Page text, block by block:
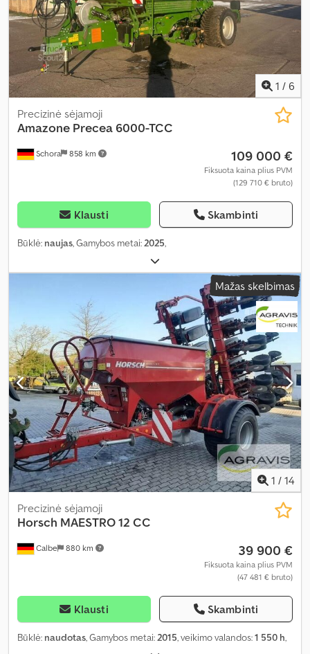
1 / 6
Schora 858 km
Precizinė sėjamoji
Amazone Precea 6000-TCC
109 000 €
Fiksuota kaina plius PVM
(129 710 € bruto)
Klausti Skambinti
Būklė: naujas, Gamybos metai:2025,
Mažas skelbimas
1 / 14
Calbe 880 km
Precizinė sėjamoji
Horsch MAESTRO 12 CC
39 900 €
Fiksuota kaina plius PVM
(47 481 € bruto)
Klausti Skambinti
Būklė: naudotas, Gamybos metai:2015, veikimo valandos:1 550 h,